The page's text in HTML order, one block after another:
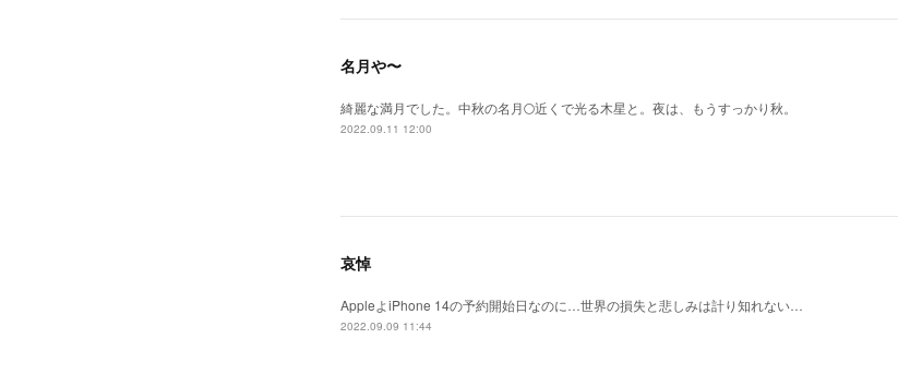
名月や〜
綺麗な満月でした。中秋の名月🌕近くで光る木星と。夜は、もうすっかり秋。
2022.09.11 12:00
哀悼
AppleよiPhone 14の予約開始日なのに…世界の損失と悲しみは計り知れない…
2022.09.09 11:44